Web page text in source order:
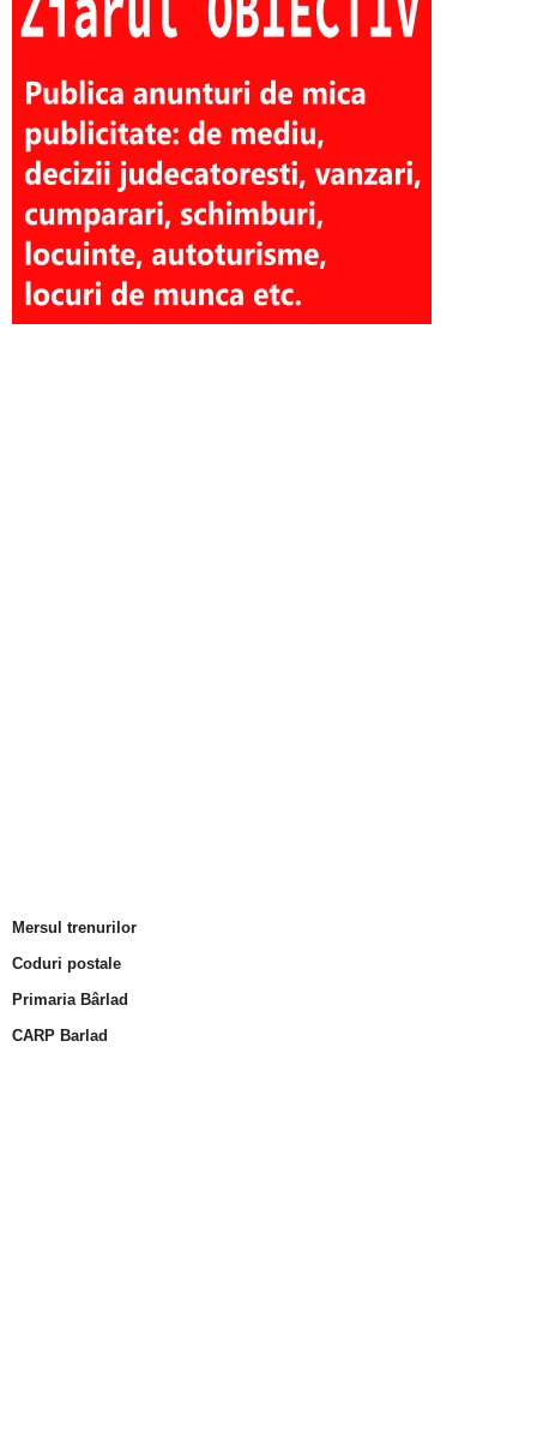
Mersul trenurilor
Coduri postale
Primaria Bârlad
CARP Barlad